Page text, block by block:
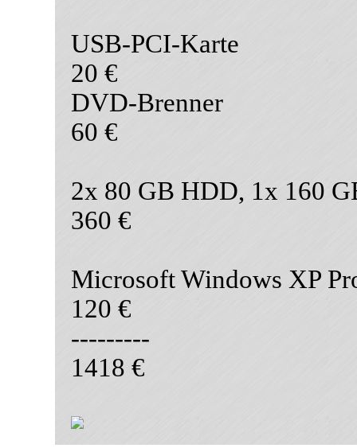
USB-PCI-Karte
20 €
DVD-Brenner
60 €
2x 80 GB HDD, 1x 160
360 €
Microsoft Windows XP
120 €
---------
1418 €